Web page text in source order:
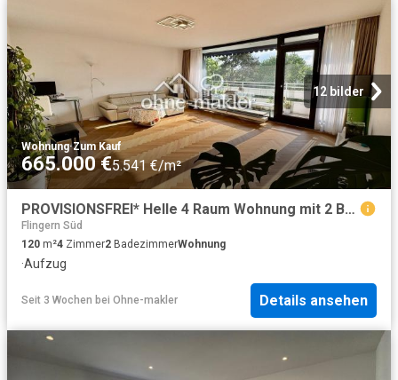
12 bilder
Wohnung·Zum Kauf
665.000 €5.541 €/m²
PROVISIONSFREI* Helle 4 Raum Wohnung mit 2 Balkonen in gepflegtem Haus
Flingern Süd
120 m²4 Zimmer2 BadezimmerWohnung
·Aufzug
Seit 3 Wochen bei Ohne-makler Details ansehen